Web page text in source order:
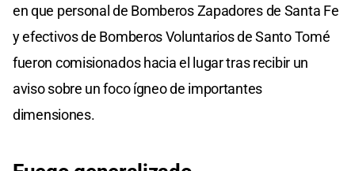
en que personal de Bomberos Zapadores de Santa Fe
y efectivos de Bomberos Voluntarios de Santo Tomé
fueron comisionados hacia el lugar tras recibir un
aviso sobre un foco ígneo de importantes
dimensiones.